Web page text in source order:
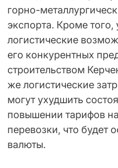
горно-
экспорта. Кроме того,
логистические
его конкурентных
строительством
же логистические
могут ухудшить
повышении тарифов
перевозки, что будет
валюты.